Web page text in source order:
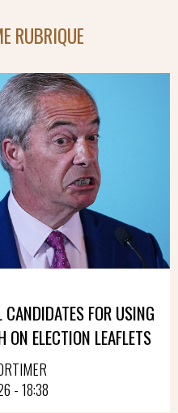
RUBRIQUE
FOR USING
ELECTION LEAFLETS
- 18:38